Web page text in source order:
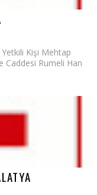
Yetkili Kişi Mehtap
Caddesi Rumeli Han